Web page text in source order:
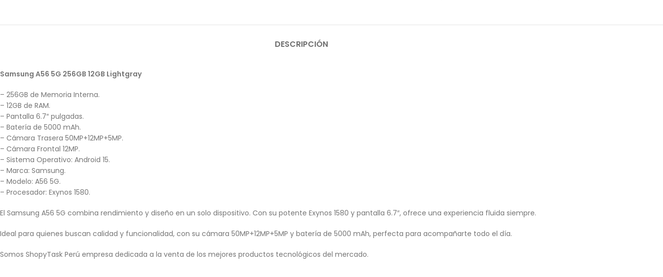
DESCRIPCIÓN
Samsung A56 5G 256GB 12GB Lightgray
– 256GB de Memoria Interna.
– 12GB de RAM.
– Pantalla 6.7″ pulgadas.
– Batería de 5000 mAh.
– Cámara Trasera 50MP+12MP+5MP.
– Cámara Frontal 12MP.
– Sistema Operativo: Android 15.
– Marca: Samsung.
– Modelo: A56 5G.
– Procesador: Exynos 1580.
El Samsung A56 5G combina rendimiento y diseño en un solo dispositivo. Con su potente Exynos 1580 y pantalla 6.7″, ofrece una experiencia fluida siempre.
Ideal para quienes buscan calidad y funcionalidad, con su cámara 50MP+12MP+5MP y batería de 5000 mAh, perfecta para acompañarte todo el día.
Somos ShopyTask Perú empresa dedicada a la venta de los mejores productos tecnológicos del mercado.